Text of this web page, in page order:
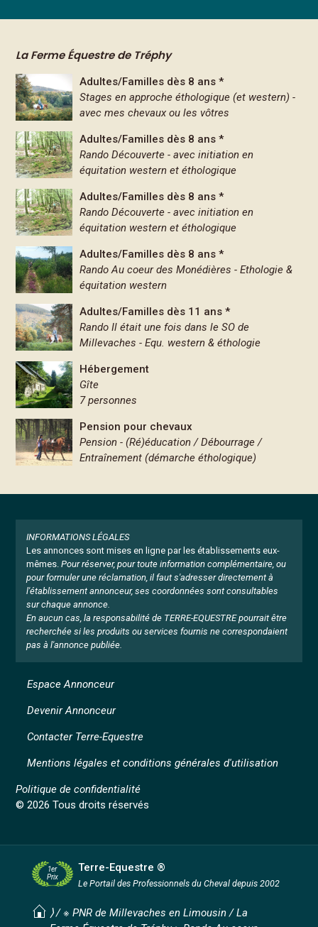
La Ferme Équestre de Tréphy
Adultes/Familles dès 8 ans *
Stages en approche éthologique (et western) -
avec mes chevaux ou les vôtres
Adultes/Familles dès 8 ans *
Rando Découverte - avec initiation en
équitation western et éthologique
Adultes/Familles dès 8 ans *
Rando Découverte - avec initiation en
équitation western et éthologique
Adultes/Familles dès 8 ans *
Rando Au coeur des Monédières - Ethologie &
équitation western
Adultes/Familles dès 11 ans *
Rando Il était une fois dans le SO de
Millevaches - Equ. western & éthologie
Hébergement
Gîte
7 personnes
Pension pour chevaux
Pension - (Ré)éducation / Débourrage /
Entraînement (démarche éthologique)
INFORMATIONS LÉGALES
Les annonces sont mises en ligne par les établissements eux-
mêmes. Pour réserver, pour toute information complémentaire, ou
pour formuler une réclamation, il faut s'adresser directement à
l'établissement annonceur, ses coordonnées sont consultables
sur chaque annonce.
En aucun cas, la responsabilité de TERRE-EQUESTRE pourrait être
recherchée si les produits ou services fournis ne correspondaient
pas à l'annonce publiée.
Mentions légales et conditions générales d'utilisation
Politique de confidentialité
© 2026 Tous droits réservés
Espace Annonceur
Devenir Annonceur
Contacter Terre-Equestre
1er
Prix
Terre-Equestre ®
Le Portail des Professionnels du Cheval depuis 2002
⟩ /※ PNR de Millevaches en Limousin/La